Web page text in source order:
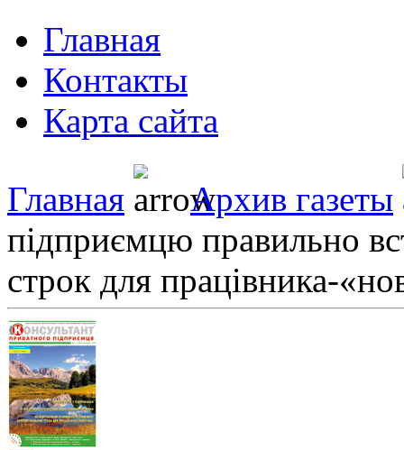
Главная
Контакты
Карта сайта
Главная
Архив газеты
підприємцю правильно
строк для працівника-­